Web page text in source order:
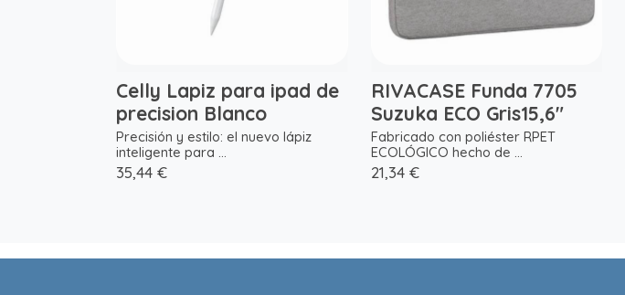
Celly Lapiz para ipad de
precision Blanco
Precisión y estilo: el nuevo lápiz
inteligente para ...
35,44 €
RIVACASE Funda 7705
Suzuka ECO Gris15,6"
Fabricado con poliéster RPET
ECOLÓGICO hecho de ...
21,34 €